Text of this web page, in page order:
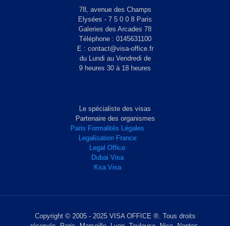
78, avenue des Champs
Elysées - 7 5 0 0 8 Paris
Galeries des Arcades 78
Téléphone : 0145631100
E : contact@visa-office.fr
du Lundi au Vendredi de
9 heures 30 à 18 heures
Le spécialiste des visas
Partenaire des organismes
Paris Formalités Légales
Legalisation France
Legal Office
Dubai Visa
Ksa Visa
Copyright © 2005 - 2025 VISA OFFICE ®. Tous droits